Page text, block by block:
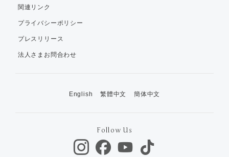
関連リンク
プライバシーポリシー
プレスリリース
法人さまお問合わせ
English 繁體中文 簡体中文
Follow Us